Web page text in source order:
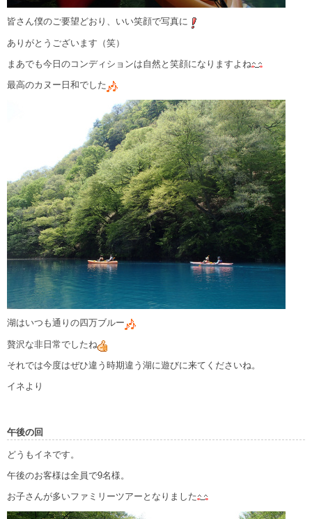
皆さん僕のご要望どおり、いい笑顔で写真に
ありがとうございます（笑）
まあでも今日のコンディションは自然と笑顔になりますよね
最高のカヌー日和でした
湖はいつも通りの四万ブルー
贅沢な非日常でしたね
それでは今度はぜひ違う時期違う湖に遊びに来てくださいね。
イネより
午後の回
どうもイネです。
午後のお客様は全員で9名様。
お子さんが多いファミリーツアーとなりました